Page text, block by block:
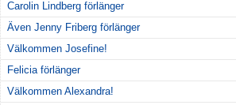
Carolin Lindberg förlänger
Även Jenny Friberg förlänger
Välkommen Josefine!
Felicia förlänger
Välkommen Alexandra!